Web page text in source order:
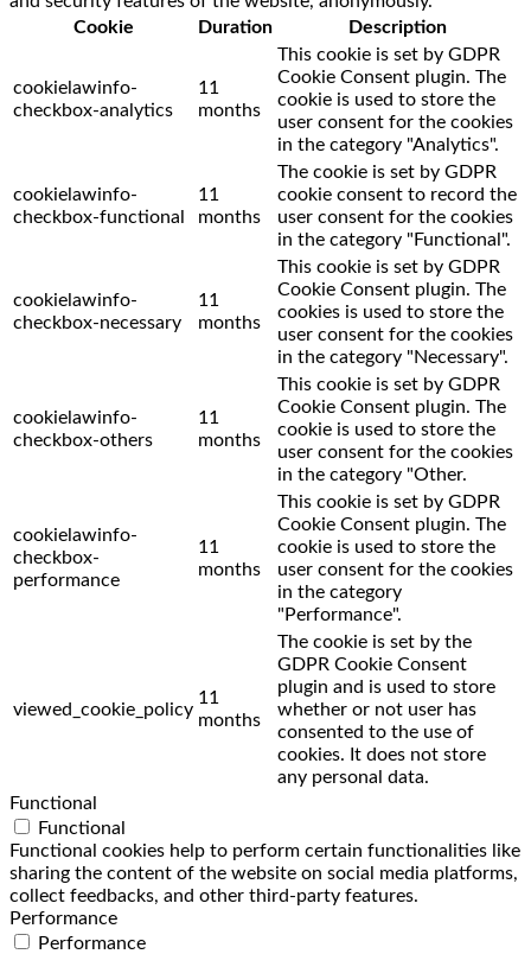
Cookie
Duration Description
cookielawinfo-
checkbox-analytics
11
months
This cookie is set by GDPR
Cookie Consent plugin. The
cookie is used to store the
user consent for the cookies
in the category "Analytics".
cookielawinfo-
checkbox-functional
11
months
The cookie is set by GDPR
cookie consent to record the
user consent for the cookies
in the category "Functional".
cookielawinfo-
checkbox-necessary
11
months
This cookie is set by GDPR
Cookie Consent plugin. The
cookies is used to store the
user consent for the cookies
in the category "Necessary".
cookielawinfo-
checkbox-others
11
months
This cookie is set by GDPR
Cookie Consent plugin. The
cookie is used to store the
user consent for the cookies
in the category "Other.
cookielawinfo-
checkbox-
performance
11
months
This cookie is set by GDPR
Cookie Consent plugin. The
cookie is used to store the
user consent for the cookies
in the category
"Performance".
viewed_cookie_policy
11
months
The cookie is set by the
GDPR Cookie Consent
plugin and is used to store
whether or not user has
consented to the use of
cookies. It does not store
any personal data.
Functional
Functional
Functional cookies help to perform certain functionalities like
sharing the content of the website on social media platforms,
collect feedbacks, and other third-party features.
Performance
Performance